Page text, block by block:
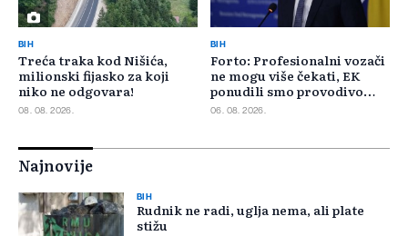
BIH
Treća traka kod Nišića,
milionski fijasko za koji
niko ne odgovara!
08. 08. 2026.
BIH
Forto: Profesionalni vozači
ne mogu više čekati, EK
ponudili smo provodivo
rješenje
06. 08. 2026.
Najnovije
BIH
Rudnik ne radi, uglja nema, ali plate
stižu